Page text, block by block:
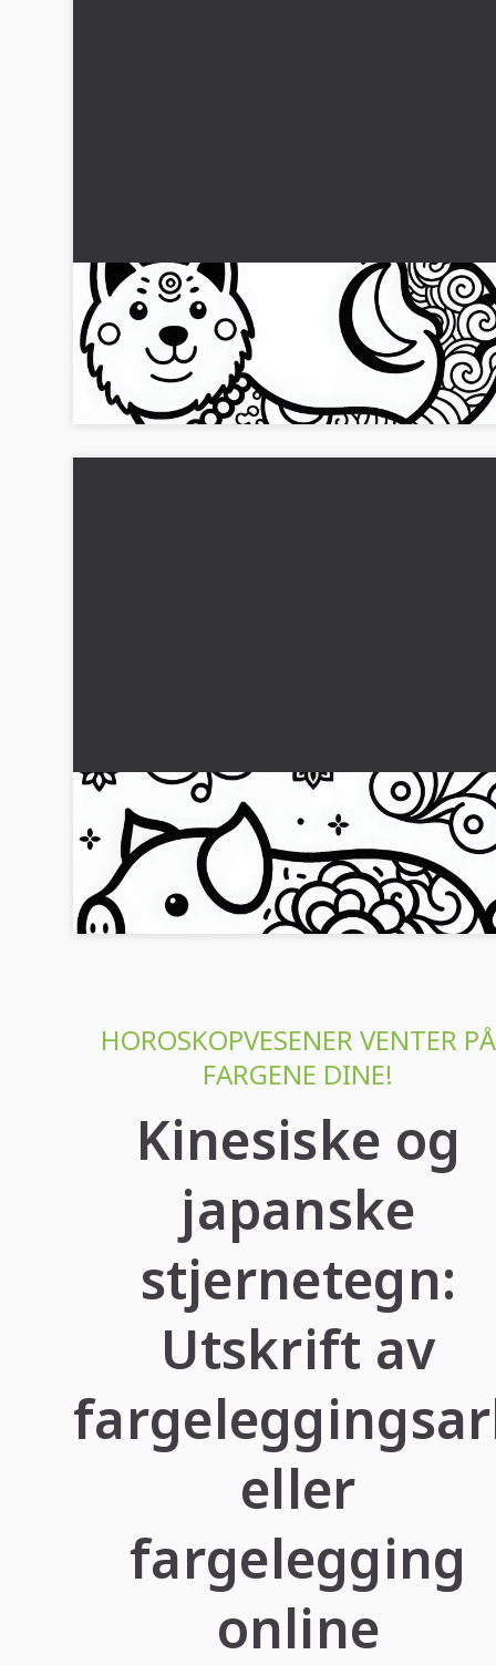
Hund Fargeleggingsmal for stjernetegn
Kinesisk Japansk Gratis
Last ned gratis hundefargingsmaler av de kinesiske og
japanske dyrekretsene. Fargelegg nå!...
Gris Malebok Chinesisk Japansk Stjernetegn
Gratis
Oppdag det gratis fargeleggingsbildet av en gris i det
kinesiske og japanske stjernesystemet. Last det ned nå!...
HOROSKOPVESENER VENTER PÅ
FARGENE DINE!
Kinesiske og
japanske
stjernetegn:
Utskrift av
eller
fargelegging
online